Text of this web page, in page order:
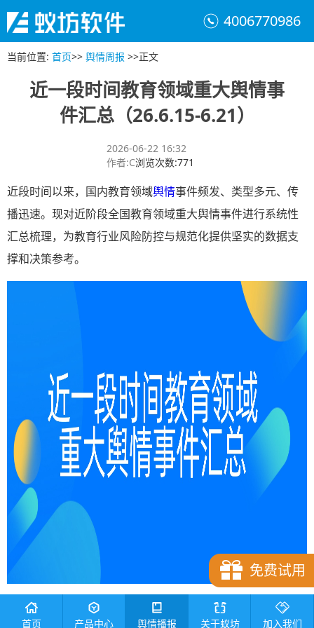
4006770986
当前位置: 首页>> 舆情周报 >>正文
近一段时间教育领域重大舆情事
件汇总（26.6.15-6.21）
2026-06-22 16:32
作者:C浏览次数:771
近段时间以来，国内教育领域舆情事件频发、类型多元、传
播迅速。现对近阶段全国教育领域重大舆情事件进行系统性
汇总梳理，为教育行业风险防控与规范化提供坚实的数据支
撑和决策参考。
近一段时间教育领域重大舆情事件
免费试用
首页 产品中心 舆情播报 关于蚁坊 加入我们